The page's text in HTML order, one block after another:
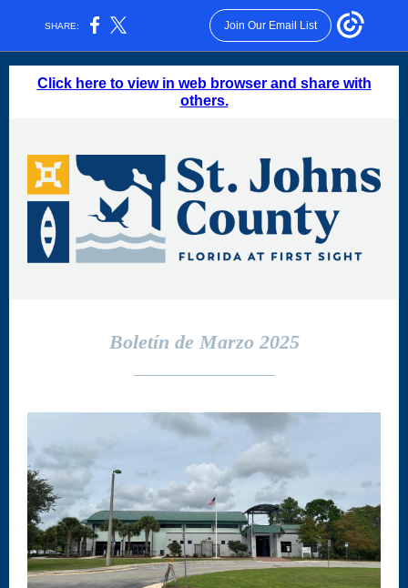
SHARE: Join Our Email List
Click here to view in web browser and share with
others.
Boletín de Marzo 2025